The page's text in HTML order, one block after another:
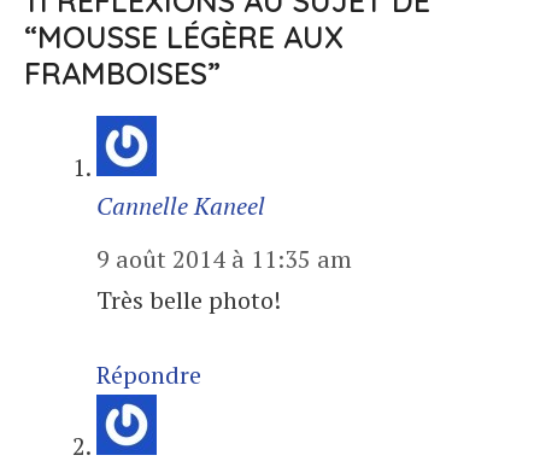
“MOUSSE LÉGÈRE AUX
FRAMBOISES”
Cannelle Kaneel
9 août 2014 à 11:35 am
Très belle photo!
Répondre